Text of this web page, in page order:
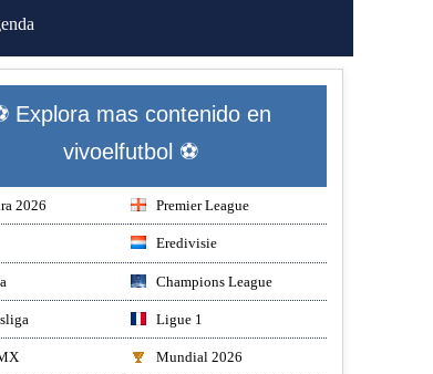
Explora mas contenido en
vivoelfutbol ⚽
2026 Premier League
Eredivisie
Champions League
Ligue 1
Mundial 2026